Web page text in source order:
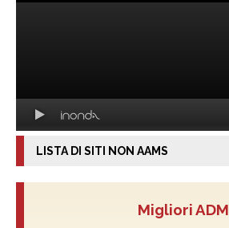
LISTA DI SITI NON AAMS
Migliori ADM